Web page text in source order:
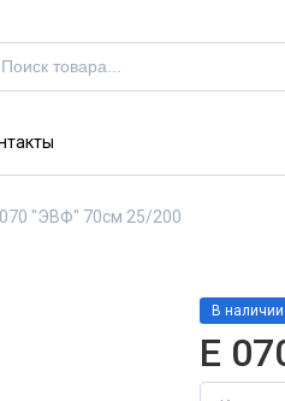
070 "ЭВФ" 70см 25/200
В наличии
E